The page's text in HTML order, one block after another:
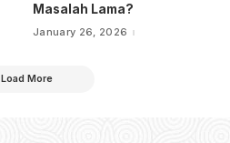
Masalah Lama?
January 26, 2026
Load More